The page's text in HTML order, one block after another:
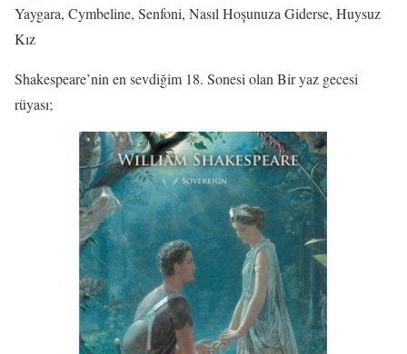
Yaygara, Cymbeline, Senfoni, Nasıl Hoşunuza Giderse, Huysuz
Kız
Shakespeare’nin en sevdiğim 18. Sonesi olan Bir yaz gecesi
rüyası;